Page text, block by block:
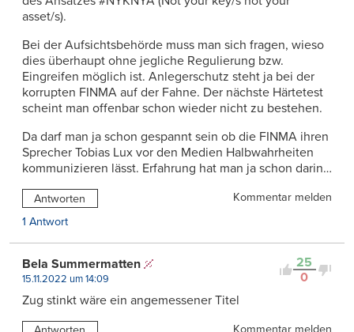
asset/s).
Bei der Aufsichtsbehörde muss man sich fragen, wieso
dies überhaupt ohne jegliche Regulierung bzw.
Eingreifen möglich ist. Anlegerschutz steht ja bei der
korrupten FINMA auf der Fahne. Der nächste Härtetest
scheint man offenbar schon wieder nicht zu bestehen.
Da darf man ja schon gespannt sein ob die FINMA ihren
Sprecher Tobias Lux vor den Medien Halbwahrheiten
kommunizieren lässt. Erfahrung hat man ja schon darin…
Antworten
Kommentar melden
1 Antwort
25
0
Bela Summermatten
15.11.2022 um 14:09
Zug stinkt wäre ein angemessener Titel